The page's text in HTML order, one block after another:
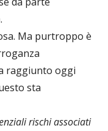
.
Ma purtroppo è
raggiunto oggi
sta
rischi associati